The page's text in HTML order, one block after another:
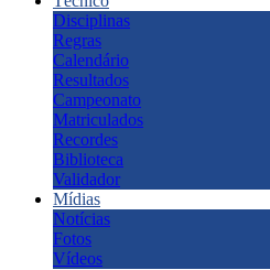
Disciplinas
Regras
Calendário
Resultados
Campeonato
Matriculados
Recordes
Biblioteca
Validador
Mídias
Notícias
Fotos
Vídeos